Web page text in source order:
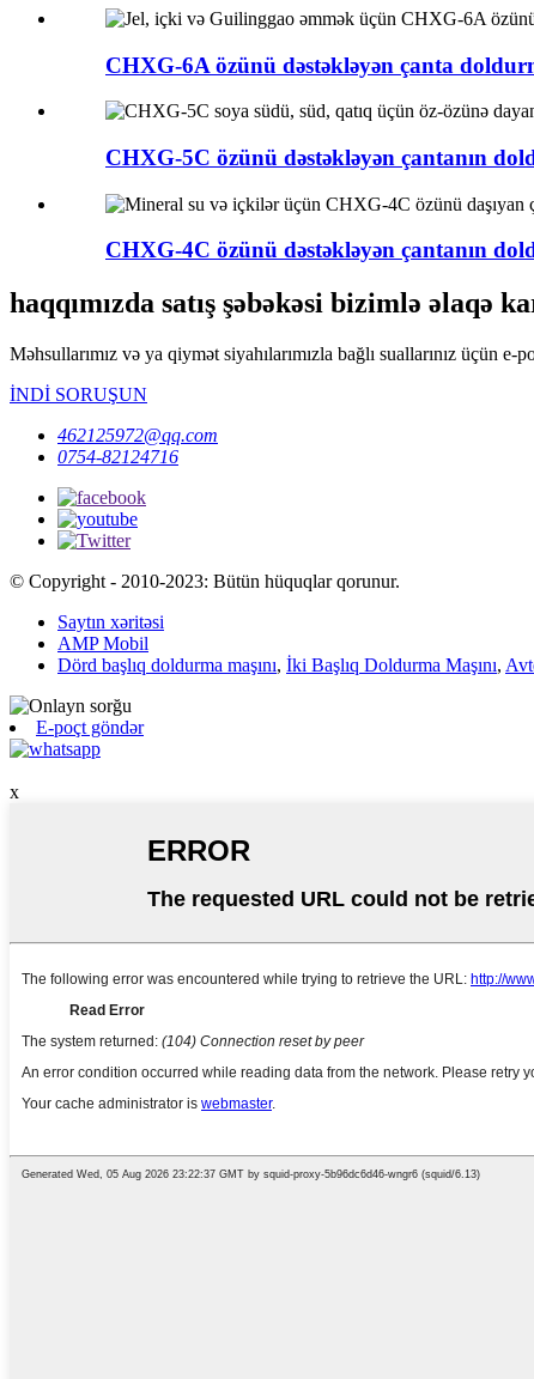
CHXG-6A özünü dəstəkləyən çanta
CHXG-5C özünü dəstəkləyən çantanın
CHXG-4C özünü dəstəkləyən çantanın
haqqımızda satış şəbəkəsi bizimlə əlaqə
Məhsullarımız və ya qiymət siyahılarımızla bağlı suallarınız üçün
İNDİ SORUŞUN
462125972@qq.com
0754-82124716
© Copyright - 2010-2023: Bütün hüquqlar qorunur.
Saytın xəritəsi
AMP Mobil
Dörd başlıq doldurma maşını, İki Başlıq Doldurma Maşını,
E-poçt göndər
x